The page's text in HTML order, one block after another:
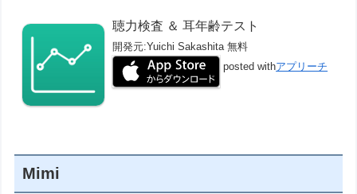
聴力検査 ＆ 耳年齢テスト
開発元:Yuichi Sakashita 無料
posted withアプリーチ
Mimi